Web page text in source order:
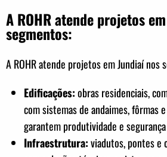
A ROHR atende projetos
segmentos:
A ROHR atende projetos em Jundiaí nos
Edificações:obras residenciais,
com sistemas de andaimes, fôrmas
garantem produtividade e
Infraestrutura:viadutos, pontes e